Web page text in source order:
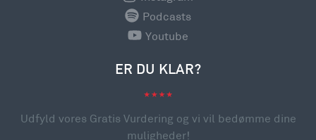
Podcasts
Youtube
ER DU KLAR?
Udfyld vores Gratis Vurdering og vi vil bedømme dine
muligheder!